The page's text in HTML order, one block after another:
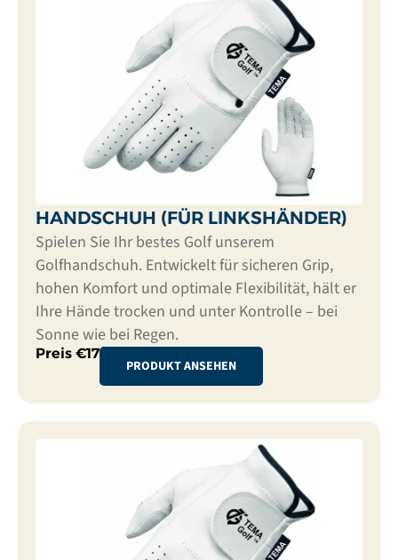
HANDSCHUH (FÜR LINKSHÄNDER)
Spielen Sie Ihr bestes Golf unserem
Golfhandschuh. Entwickelt für sicheren Grip,
hohen Komfort und optimale Flexibilität, hält er
Ihre Hände trocken und unter Kontrolle – bei
Sonne wie bei Regen.
Preis €17
PRODUKT ANSEHEN